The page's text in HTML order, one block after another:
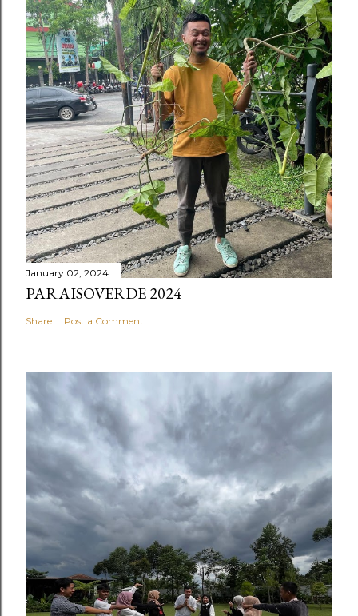
January 02, 2024
PARAISOVERDE 2024
Share Post a Comment